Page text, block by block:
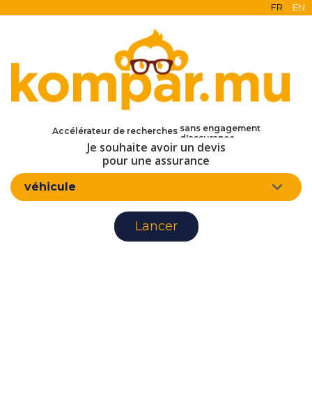
FR EN
Accélérateur de recherches
en ligne
d'assurance
Je souhaite avoir un devis
pour une assurance
véhicule
Lancer